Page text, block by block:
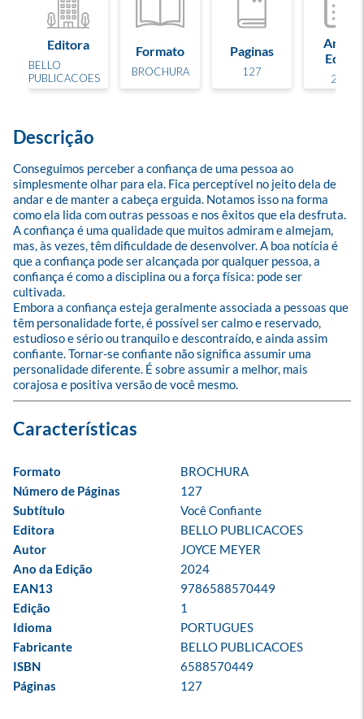
Editora
BELLO
PUBLICACOES
Formato
BROCHURA
Paginas
127
Ano de
Edição
2024
Descrição
Conseguimos perceber a confiança de uma pessoa ao
simplesmente olhar para ela. Fica perceptível no jeito dela de
andar e de manter a cabeça erguida. Notamos isso na forma
como ela lida com outras pessoas e nos êxitos que ela desfruta.
A confiança é uma qualidade que muitos admiram e almejam,
mas, às vezes, têm dificuldade de desenvolver. A boa notícia é
que a confiança pode ser alcançada por qualquer pessoa, a
confiança é como a disciplina ou a força física: pode ser
cultivada.
Embora a confiança esteja geralmente associada a pessoas que
têm personalidade forte, é possível ser calmo e reservado,
estudioso e sério ou tranquilo e descontraído, e ainda assim
confiante. Tornar-se confiante não significa assumir uma
personalidade diferente. É sobre assumir a melhor, mais
corajosa e positiva versão de você mesmo.
Formato
BROCHURA
Número de Páginas
127
Subtítulo
Você Confiante
Editora
BELLO PUBLICACOES
Autor
JOYCE MEYER
Ano da Edição
2024
EAN13
9786588570449
Edição
1
Idioma
PORTUGUES
Fabricante
BELLO PUBLICACOES
ISBN
6588570449
Páginas
127